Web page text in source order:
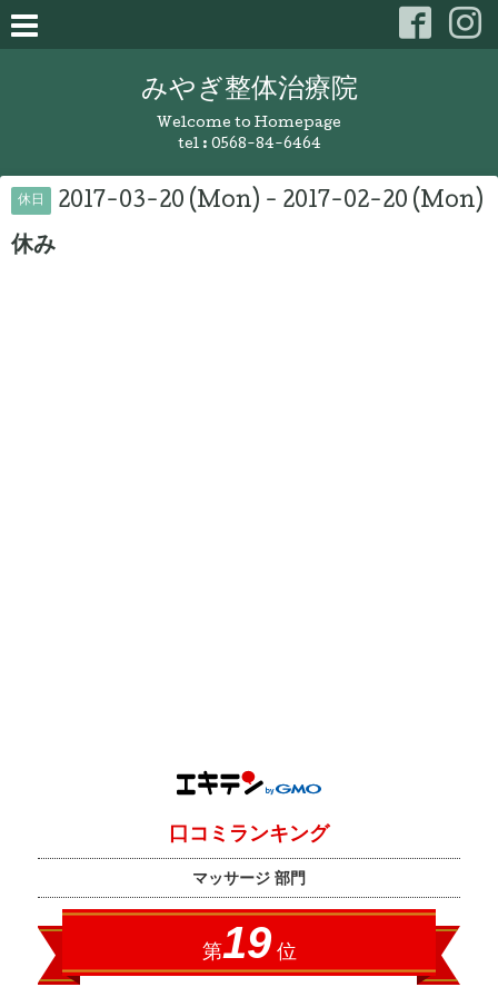
みやぎ整体治療院
Welcome to Homepage
tel : 0568-84-6464
休日 2017-03-20 (Mon) - 2017-02-20 (Mon)
休み